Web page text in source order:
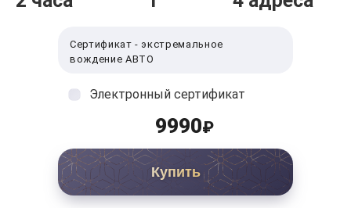
Сертификат - экстремальное
вождение АВТО
9990₽
Купить
Электронный сертификат